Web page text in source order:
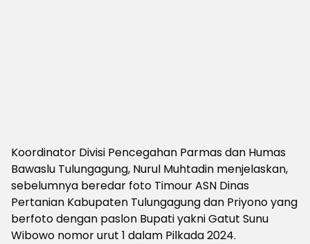
Koordinator Divisi Pencegahan Parmas dan Humas
Bawaslu Tulungagung, Nurul Muhtadin menjelaskan,
sebelumnya beredar foto Timour ASN Dinas
Pertanian Kabupaten Tulungagung dan Priyono yang
berfoto dengan paslon Bupati yakni Gatut Sunu
Wibowo nomor urut 1 dalam Pilkada 2024.